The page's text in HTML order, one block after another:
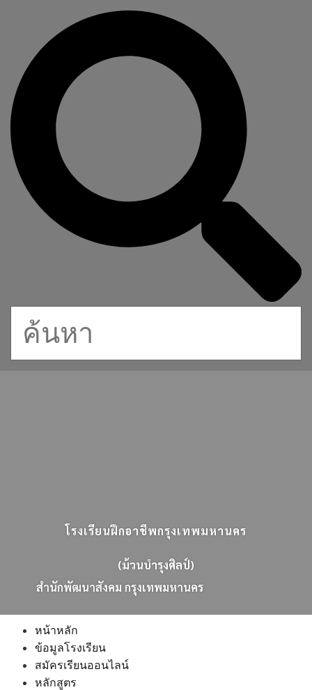
โรงเรียนฝึกอาชีพกรุงเทพมหานคร
(ม้วนบำรุงศิลป์)
สนกพฒนาสงคม กรงเทพมหานคร
หน้าหลัก
ข้อมูลโรงเรียน
สมัครเรียนออนไลน์
หลักสูตร